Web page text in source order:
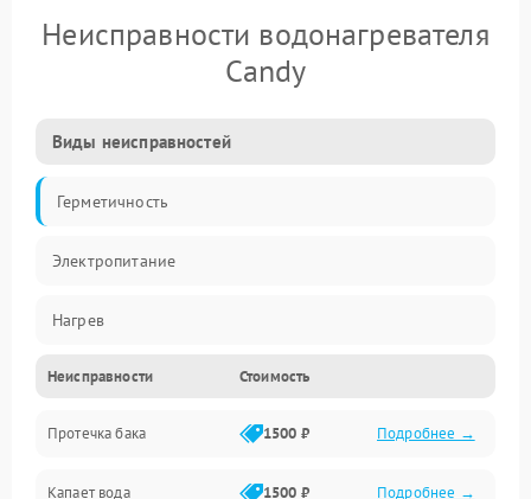
Неисправности водонагревателя
Candy
Виды неисправностей
Герметичность
Электропитание
Нагрев
Датчики
Механика
Неисправности Стоимость
Протечка бака 1500 ₽ Подробнее →
Капает вода 1500 ₽ Подробнее →